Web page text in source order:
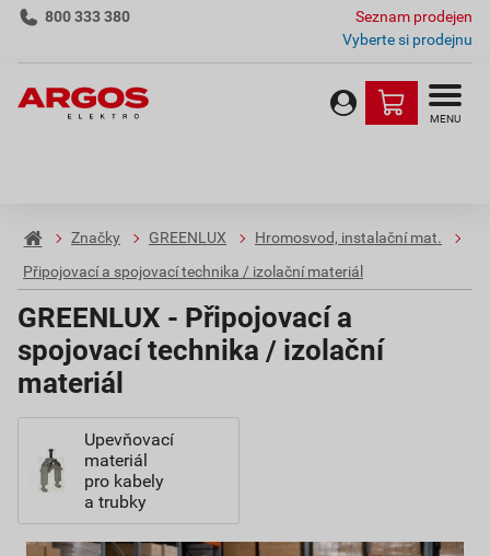
800 333 380
Seznam prodejen
Vyberte si prodejnu
MENU
Značky GREENLUX
Hromosvod, instalační mat.
Připojovací a spojovací technika / izolační materiál
GREENLUX - Připojovací a
spojovací technika / izolační
materiál
Upevňovací
materiál
pro kabely
a trubky